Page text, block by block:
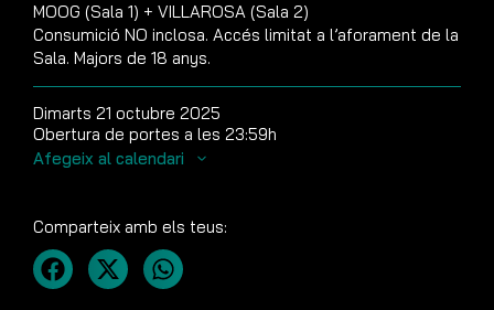
MOOG (Sala 1) + VILLAROSA (Sala 2)
Consumició NO inclosa. Accés limitat a l’aforament de la
Sala. Majors de 18 anys.
Dimarts 21 octubre 2025
Obertura de portes a les 23:59h
Afegeix al calendari
Comparteix amb els teus: